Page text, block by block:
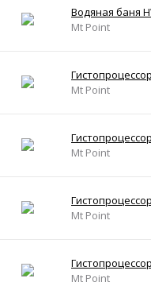
Водяная баня
Mt Point
Mt Point
Mt Point
Mt Point
Mt Point